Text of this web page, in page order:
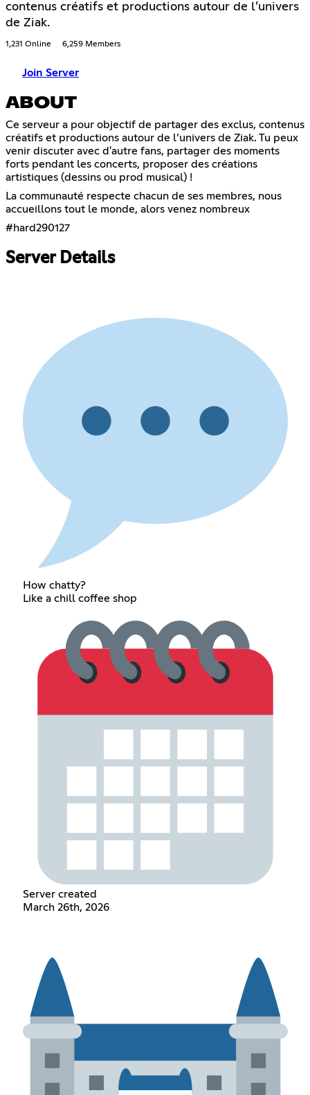
contenus créatifs et productions autour de l’univers
de Ziak.
1,231 Online 6,259 Members
Join Server
ABOUT
Ce serveur a pour objectif de partager des exclus, contenus
créatifs et productions autour de l’univers de Ziak. Tu peux
venir discuter avec d'autre fans, partager des moments
forts pendant les concerts, proposer des créations
artistiques (dessins ou prod musical) !
La communauté respecte chacun de ses membres, nous
accueillons tout le monde, alors venez nombreux
#hard290127
Server Details
How chatty?
Like a chill coffee shop
Server created
March 26th, 2026